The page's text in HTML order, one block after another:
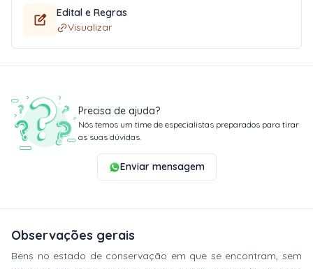
Edital e Regras
Visualizar
Precisa de ajuda?
Nós temos um time de especialistas preparados para tirar
as suas dúvidas.
Enviar mensagem
Observações gerais
Bens no estado de conservação em que se encontram, sem